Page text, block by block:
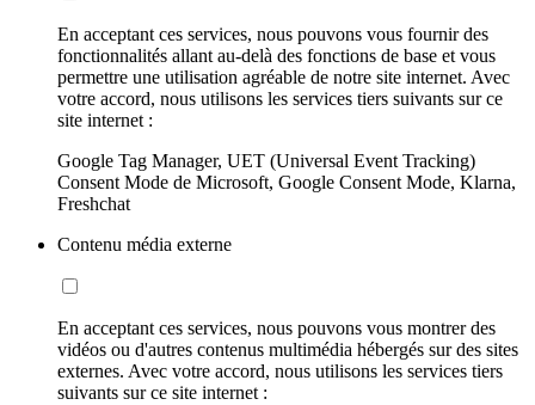
En acceptant ces services, nous pouvons vous fournir des
fonctionnalités allant au-delà des fonctions de base et vous
permettre une utilisation agréable de notre site internet. Avec
votre accord, nous utilisons les services tiers suivants sur ce
site internet :
Google Tag Manager, UET (Universal Event Tracking)
Consent Mode de Microsoft, Google Consent Mode, Klarna,
Freshchat
Contenu média externe
En acceptant ces services, nous pouvons vous montrer des
vidéos ou d'autres contenus multimédia hébergés sur des sites
externes. Avec votre accord, nous utilisons les services tiers
suivants sur ce site internet :